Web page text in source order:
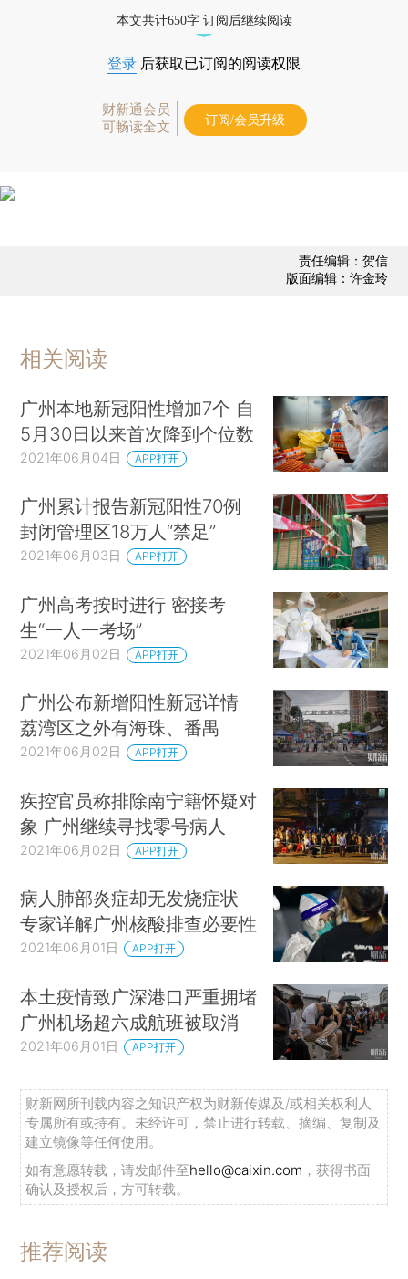
本文共计650字 订阅后继续阅读
登录 后获取已订阅的阅读权限
财新通会员
可畅读全文
订阅/会员升级
责任编辑：贺信
版面编辑：许金玲
相关阅读
广州本地新冠阳性增加7个 自
5月30日以来首次降到个位数
2021年06月04日 APP打开
广州累计报告新冠阳性70例
封闭管理区18万人“禁足”
2021年06月03日 APP打开
广州高考按时进行 密接考
生“一人一考场”
2021年06月02日 APP打开
广州公布新增阳性新冠详情
荔湾区之外有海珠、番禺
2021年06月02日 APP打开
疾控官员称排除南宁籍怀疑对
象 广州继续寻找零号病人
2021年06月02日 APP打开
病人肺部炎症却无发烧症状
专家详解广州核酸排查必要性
2021年06月01日 APP打开
本土疫情致广深港口严重拥堵
广州机场超六成航班被取消
2021年06月01日 APP打开
财新网所刊载内容之知识产权为财新传媒及/或相关权利人
专属所有或持有。未经许可，禁止进行转载、摘编、复制及
建立镜像等任何使用。
如有意愿转载，请发邮件至hello@caixin.com ，获得书面
确认及授权后，方可转载。
推荐阅读